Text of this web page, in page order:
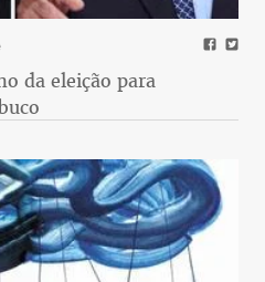
da eleição para